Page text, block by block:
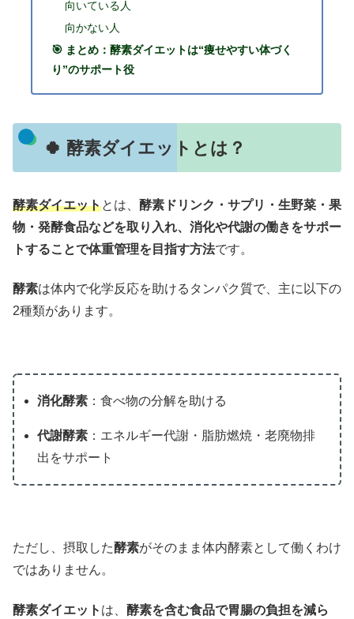
向いている人
向かない人
🎯 まとめ：酵素ダイエットは“痩せやすい体づく
り”のサポート役
🍀 酵素ダイエットとは？
酵素ダイエットとは、 酵素ドリンク・サプリ・生野菜・果
物・発酵食品などを取り入れ、消化や代謝の働きをサポー
トすることで体重管理を目指す方法です。
酵素は体内で化学反応を助けるタンパク質で、主に以下の
2種類があります。
消化酵素 ：食べ物の分解を助ける
代謝酵素 ：エネルギー代謝・脂肪燃焼・老廃物排
出をサポート
ただし、摂取した酵素がそのまま体内酵素として働くわけ
ではありません。
酵素ダイエット は、 酵素を含む食品で胃腸の負担を減ら